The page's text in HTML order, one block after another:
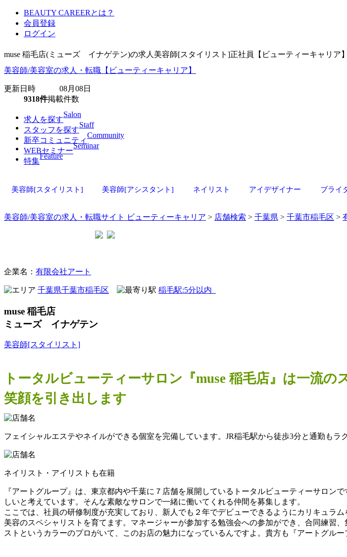
BEAUTY CAREERとは？
会員登録
ログイン
muse 稲毛店(ミューズ イナゲテン)の求人美容師[スタイリスト]正社員【ビューティーキャリア】
美容師/美容室の求人・転職【ビューティーキャリア】
更新日時 08月08日
9318件掲載件数
求人を探す
Salon
スタッフを探す
Staff
新卒コミュニティ
Community
WEBセミナー
Seminar
特集
Feature
美容師[スタイリスト] 美容師[アシスタント] ネイリスト アイデザイナー ブライ
美容師/美容室の求人・転職サイト ビューティーキャリア > 店舗検索 > 千葉県 > 千葉市稲毛区 >
企業名： 有限会社アート
千葉県千葉市稲毛区 稲毛駅:5分以内
muse 稲毛店
ミューズ イナゲテン
美容師[スタイリスト]
トータルビューティーサロン『muse 稲毛店』は一流
笑顔を引き出します
フェイシャルエステやネイルができる個室を完備しています。JR稲毛駅から徒歩3分と通勤もラ
ネイリスト・アイリストも在籍
『アートグループ』は、東京都内や千葉に７店舗を展開しているトータルビューティーサロ
しいと考えています。そんな素敵なサロンで一緒に働いてくれる仲間を募集します。
ここでは、社員の研修制度が充実しており、新人でも２年でデビューできるようにカリキュラ
美容のスペシャリストを育てます。マネージャーが参加する勉強会への参加ができ、合同練習
ストというカラーのプロがいて、このお店の魅力になっているんですよ。貴方も『アートグルー